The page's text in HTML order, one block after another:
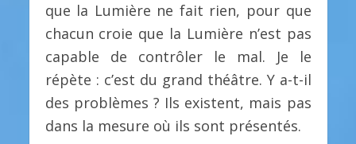
que la Lumière ne fait rien, pour que
chacun croie que la Lumière n’est pas
capable de contrôler le mal. Je le
répète : c’est du grand théâtre. Y a-t-il
des problèmes ? Ils existent, mais pas
dans la mesure où ils sont présentés.